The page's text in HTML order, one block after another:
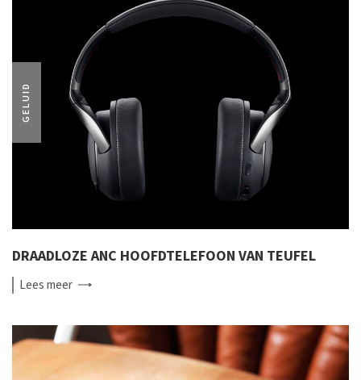
GELUID
DRAADLOZE ANC HOOFDTELEFOON VAN TEUFEL
Leesmeer